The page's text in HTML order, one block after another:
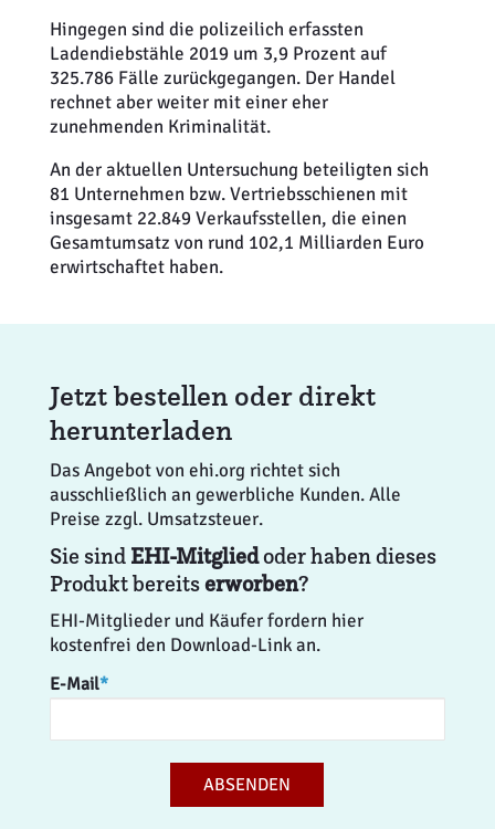
Hingegen sind die polizeilich erfassten
Ladendiebstähle 2019 um 3,9 Prozent auf
325.786 Fälle zurückgegangen. Der Handel
rechnet aber weiter mit einer eher
zunehmenden Kriminalität.
An der aktuellen Untersuchung beteiligten sich
81 Unternehmen bzw. Vertriebsschienen mit
insgesamt 22.849 Verkaufsstellen, die einen
Gesamtumsatz von rund 102,1 Milliarden Euro
erwirtschaftet haben.
Jetzt bestellen oder direkt
herunterladen
Das Angebot von ehi.org richtet sich
ausschließlich an gewerbliche Kunden. Alle
Preise zzgl. Umsatzsteuer.
Sie sind EHI-Mitgliedoder haben dieses
Produkt bereitserworben?
EHI-Mitglieder und Käufer fordern hier
kostenfrei den Download-Link an.
E-Mail*
ABSENDEN